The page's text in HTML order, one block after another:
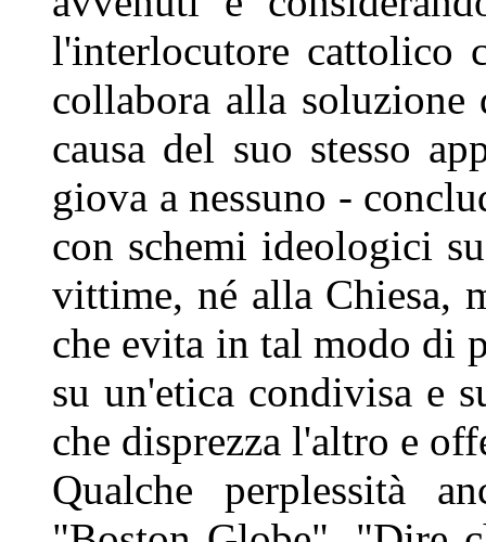
l'interlocutore cattolico
collabora alla soluzione
causa del suo stesso
giova a nessuno -
con schemi ideologici
vittime, né alla Chiesa,
che evita in tal modo di
su un'etica condivisa e
che disprezza l'altro e
Qualche perplessità